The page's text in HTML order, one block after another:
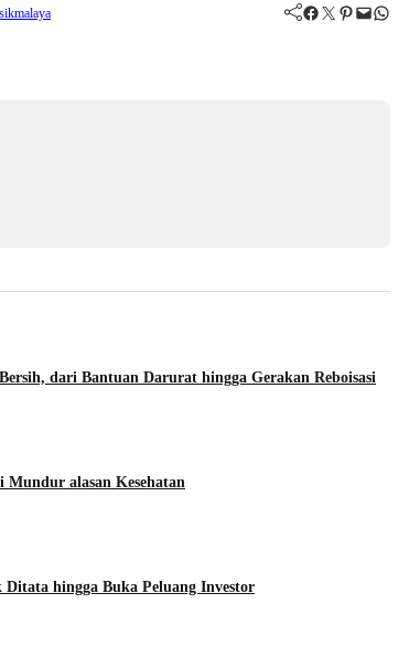
Facebook Twitter Pinterest Mail WhatsApp
dari Bantuan Darurat hingga Gerakan Reboisasi
alasan Kesehatan
hingga Buka Peluang Investor